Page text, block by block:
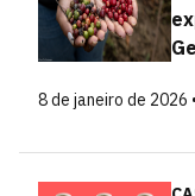
8 de janeiro de 2026